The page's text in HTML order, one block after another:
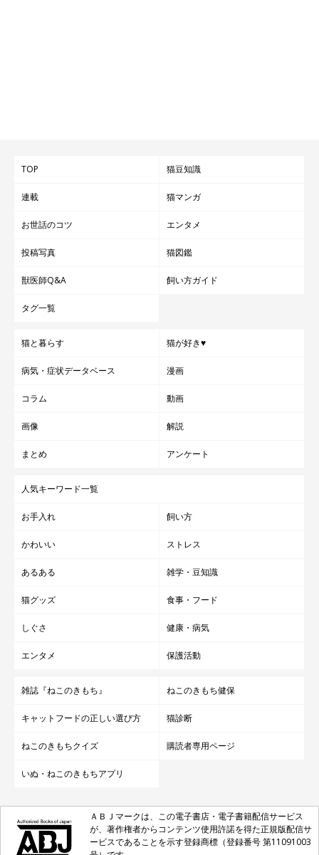
TOP 猫豆知識
連載 猫マンガ
お世話のコツ エンタメ
投稿写真 猫図鑑
獣医師Q&A 飼い方ガイド
タグ一覧
猫と暮らす 猫が好き♥
病気・症状データベース 漫画
コラム 動画
画像 解説
まとめ アンケート
人気キーワード一覧
お手入れ 飼い方
かわいい ストレス
あるある 雑学・豆知識
猫グッズ 食事・フード
しぐさ 健康・病気
エンタメ 保護活動
雑誌『ねこのきもち』 ねこのきもち健保
キャットフードの正しい選び方 猫診断
ねこのきもちクイズ 購読者専用ページ
いぬ・ねこのきもちアプリ
ＡＢＪマークは、この電子書店・電子書籍配信サービス
が、著作権者からコンテンツ使用許諾を得た正規版配信サ
ービスであることを示す登録商標（登録番号 第11091003